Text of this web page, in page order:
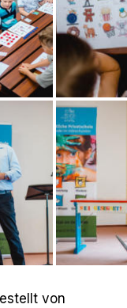
von